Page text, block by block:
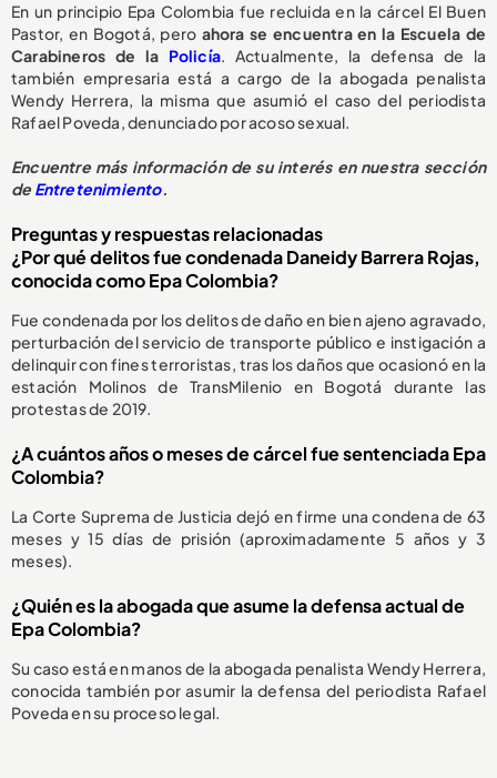
En un principio Epa Colombia fue recluida en la cárcel El Buen
Pastor, en Bogotá, pero ahora se encuentra en la Escuela de
Carabineros de la Policía. Actualmente, la defensa de la
también empresaria está a cargo de la abogada penalista
Wendy Herrera, la misma que asumió el caso del periodista
Rafael Poveda, denunciado por acoso sexual.
Encuentre más información de su interés en nuestra sección
deEntretenimiento.
Preguntas y respuestas relacionadas
¿Por qué delitos fue condenada Daneidy Barrera Rojas,
conocida como Epa Colombia?
Fue condenada por los delitos de daño en bien ajeno agravado,
perturbación del servicio de transporte público e instigación a
delinquir con fines terroristas, tras los daños que ocasionó en la
estación Molinos de TransMilenio en Bogotá durante las
protestas de 2019.
¿A cuántos años o meses de cárcel fue sentenciada Epa
Colombia?
La Corte Suprema de Justicia dejó en firme una condena de 63
meses y 15 días de prisión (aproximadamente 5 años y 3
meses).
¿Quién es la abogada que asume la defensa actual de
Epa Colombia?
Su caso está en manos de la abogada penalista Wendy Herrera,
conocida también por asumir la defensa del periodista Rafael
Poveda en su proceso legal.